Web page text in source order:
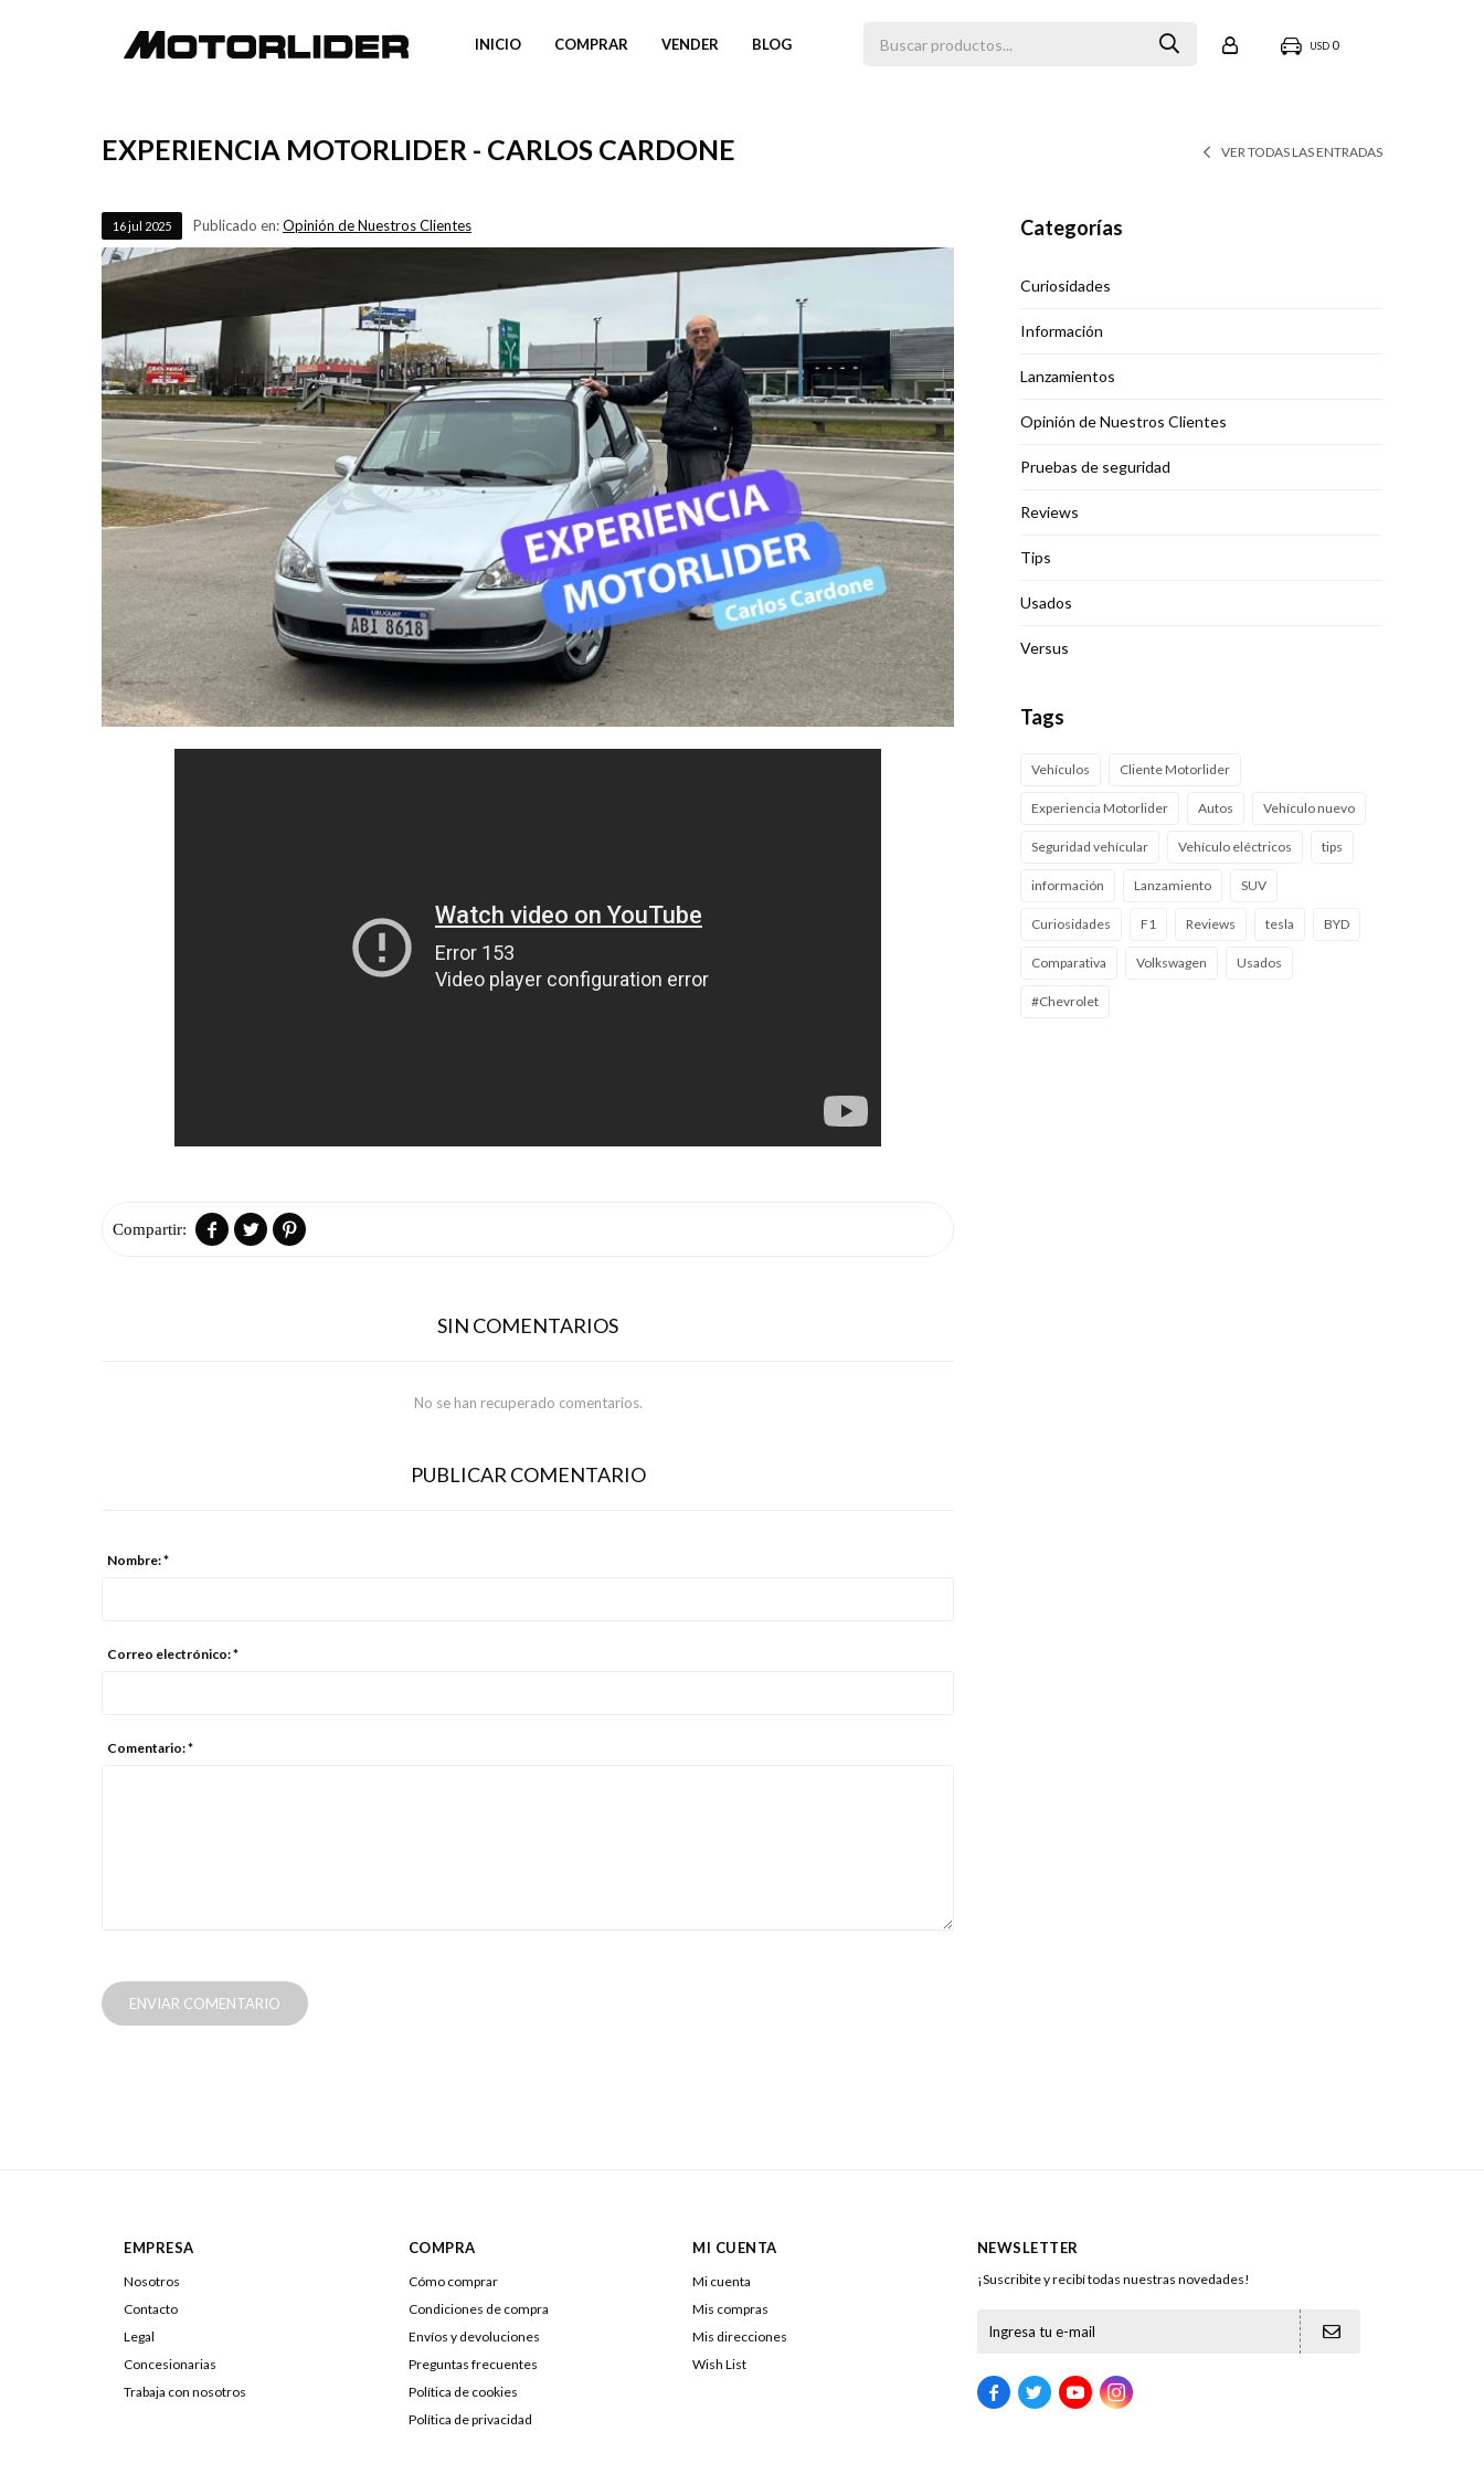
INICIO COMPRAR VENDER BLOG USD 0
EXPERIENCIA MOTORLIDER - CARLOS CARDONE VER TODAS LAS ENTRADAS
16jul 2025 Publicado en:Opinión de Nuestros Clientes
  
SIN COMENTARIOS
No se han recuperado comentarios.
PUBLICAR COMENTARIO
Nombre: *
Correo electrónico: *
Comentario: *
ENVIAR COMENTARIO
Categorías
Curiosidades
Información
Lanzamientos
Opinión de Nuestros Clientes
Pruebas de seguridad
Reviews
Tips
Usados
Versus
Tags
Vehículos Cliente Motorlider
Experiencia Motorlider Autos Vehículo nuevo
Seguridad vehícular Vehículo eléctricos tips
información Lanzamiento SUV
Curiosidades F1 Reviews tesla BYD
Comparativa Volkswagen Usados
#Chevrolet
EMPRESA
Nosotros
Contacto
Legal
Concesionarias
Trabaja con nosotros
COMPRA
Cómo comprar
Condiciones de compra
Envíos y devoluciones
Preguntas frecuentes
Política de cookies
Política de privacidad
MI CUENTA
Mi cuenta
Mis compras
Mis direcciones
Wish List
NEWSLETTER
¡Suscribite y recibí todas nuestras novedades!
   